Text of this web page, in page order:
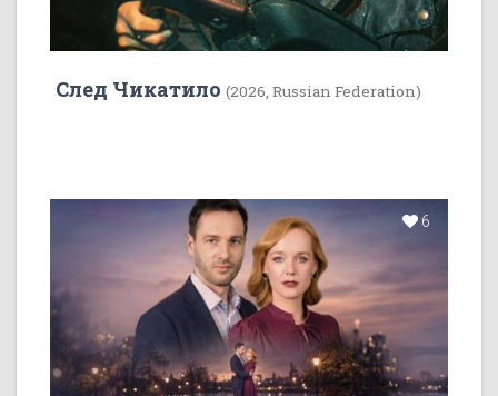
След Чикатило (2026, Russian Federation)
6